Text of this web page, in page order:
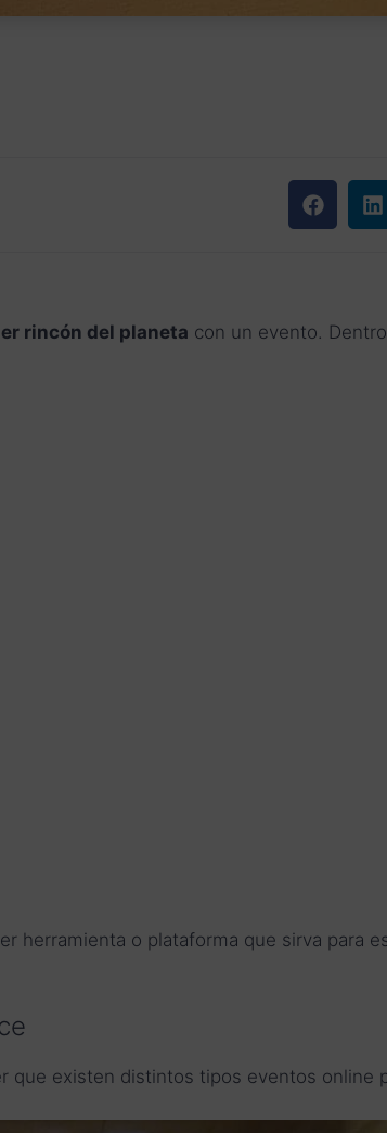
rincón del planeta con un evento.
herramienta o plataforma que sirva para
que existen distintos tipos eventos online